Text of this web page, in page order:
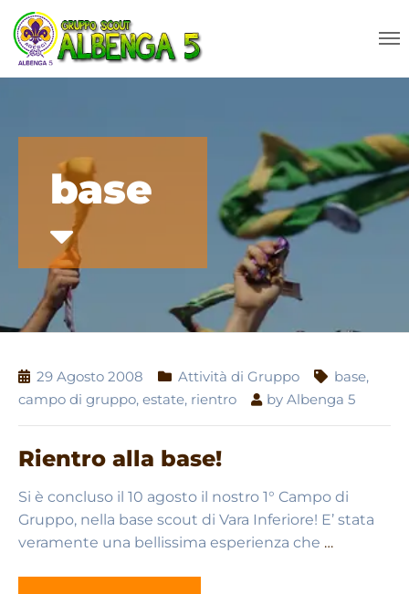
base
29 Agosto 2008 Attività di Gruppo base,
campo di gruppo, estate, rientro by Albenga 5
Rientro alla base!
Si è concluso il 10 agosto il nostro 1° Campo di
Gruppo, nella base scout di Vara Inferiore! E’ stata
veramente una bellissima esperienza che …